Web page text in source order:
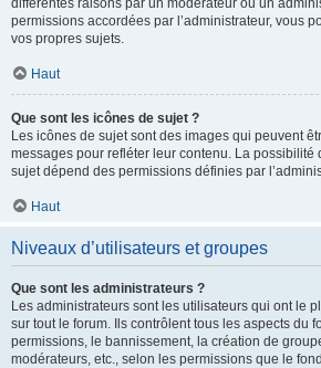
différentes raisons par un modérateur ou un
permissions accordées par l’administrateur, vous
vos propres sujets.
Haut
Que sont les icônes de sujet ?
Les icônes de sujet sont des images qui peuvent
messages pour refléter leur contenu. La possibilité
sujet dépend des permissions définies par
Haut
Niveaux d’utilisateurs et groupes
Que sont les administrateurs ?
Les administrateurs sont les utilisateurs qui ont le
sur tout le forum. Ils contrôlent tous les aspects du
permissions, le bannissement, la création de
modérateurs, etc., selon les permissions que le